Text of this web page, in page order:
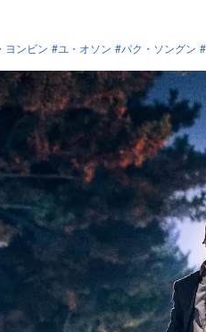
ヨンビン ユ・オソン パク・ソングン